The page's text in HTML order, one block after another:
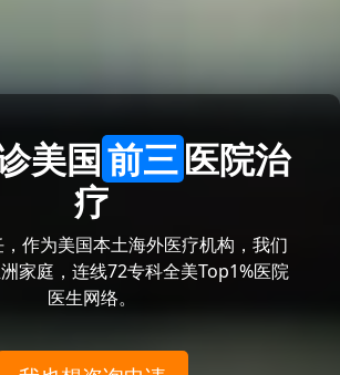
美国前三医院治
疗
作为美国本土海外医疗机构，我们
家庭，连线72专科全美Top1%医院
医生网络。